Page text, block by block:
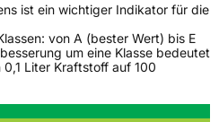
ist ein wichtiger Indikator für die
von A (bester Wert) bis E
um eine Klasse bedeutet
Liter Kraftstoff auf 100